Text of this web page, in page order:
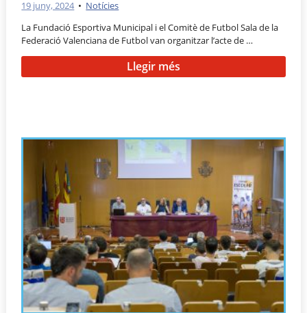
19 juny, 2024 • Notícies
La Fundació Esportiva Municipal i el Comitè de Futbol Sala de la
Federació Valenciana de Futbol van organitzar l’acte de …
Llegir més